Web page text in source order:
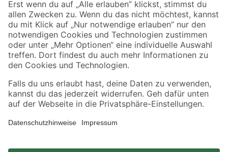
Jetzt die toom-App herunterladen
Alle Preisangaben in EUR inkl. gesetzl. MwSt.. Die dargestellten Angebote sind unter
Umständen nicht in allen Märkten verfügbar. Die angegebenen Verfügbarkeiten beziehen
sich auf den unter "Mein Markt" ausgewählten toom Baumarkt. Alle Angebote und
*Paketversand ab 59 € versandkostenfrei, gilt nicht für Artikel mit Speditionsversand, hier
fallen zusätzliche Versandkosten an.